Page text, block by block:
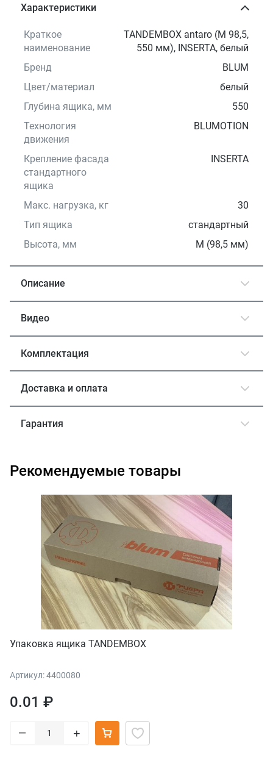
Характеристики
Краткое
наименование
TANDEMBOX antaro (М 98,5,
550 мм), INSERTA, белый
Бренд
BLUM
Цвет/материал
белый
Глубина ящика, мм
550
Технология
движения
BLUMOTION
Крепление фасада
стандартного
ящика
INSERTA
Макс. нагрузка, кг
30
Тип ящика
стандартный
Высота, мм
М (98,5 мм)
Описание
Видео
Комплектация
Доставка и оплата
Гарантия
Рекомендуемые товары
Упаковка ящика TANDEMBOX
Артикул: 4400080
0.01 ₽
– +